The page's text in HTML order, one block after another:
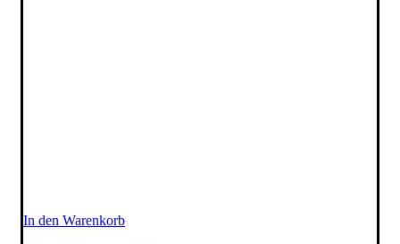
In den Warenkorb